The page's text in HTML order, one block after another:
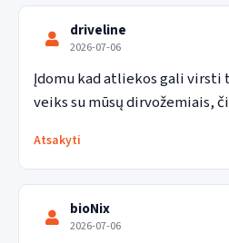
driveline
2026-07-06
Įdomu kad atliekos gali
veiks su mūsų dirvožemiais,
Atsakyti
bioNix
2026-07-06